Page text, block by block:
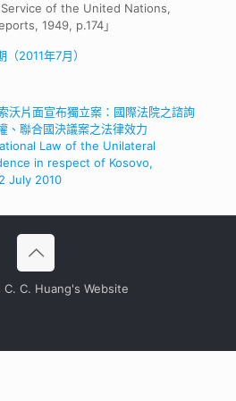
of the United Nations,
1949, p.174」
2011年7月）
沃片面宣布獨立案：國際法院之諮詢
、聯合國決議案之法律效力
Law of the Unilateral
in respect of Kosovo,
July 2010
C. C. Huang's Website